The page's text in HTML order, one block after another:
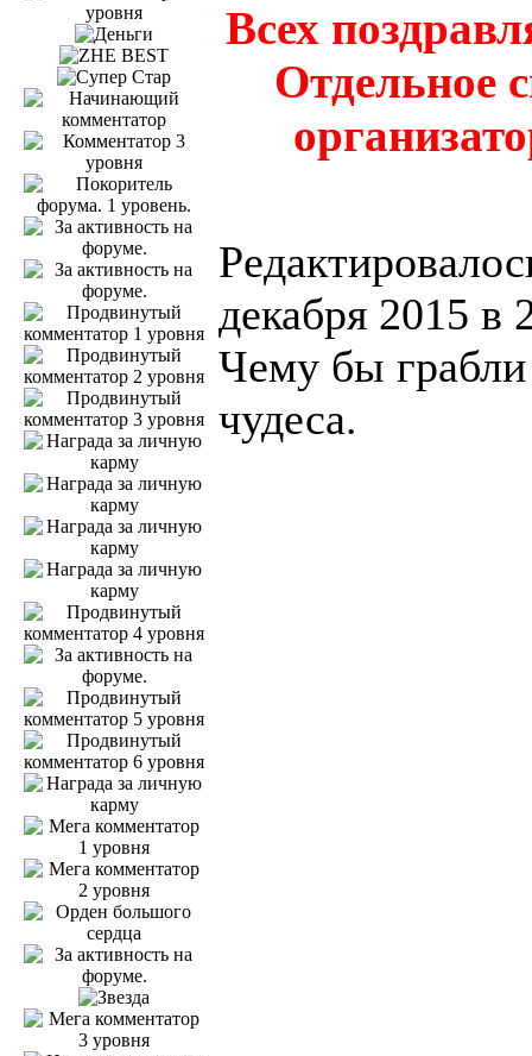
Всех
Отдельное
декабря 2015 в
Чему бы грабли
чудеса.